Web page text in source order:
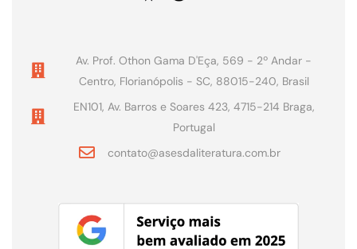
Av. Prof. Othon Gama D'Eça, 569 - 2º Andar -
Centro, Florianópolis - SC, 88015-240, Brasil
EN101, Av. Barros e Soares 423, 4715-214 Braga,
Portugal
contato@asesdaliteratura.com.br